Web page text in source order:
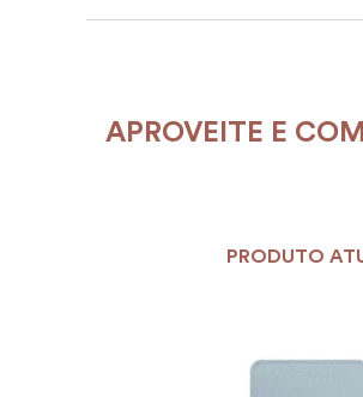
APROVEITE E
PRODUTO